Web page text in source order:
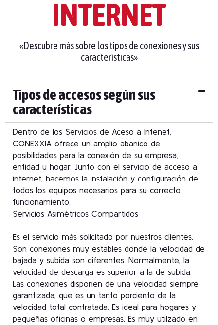
INTERNET
«Descubre más sobre los tipos de conexiones y sus
características»
Tipos de accesos según sus
características
Dentro de los Servicios de Aceso a Intenet,
CONEXXIA ofrece un amplio abanico de
posibilidades para la conexión de su empresa,
entidad u hogar. Junto con el servicio de acceso a
internet, hacemos la instalación y configuración de
todos los equipos necesarios para su correcto
funcionamiento.
Servicios Asimétricos Compartidos
Es el servicio más solicitado por nuestros clientes.
Son conexiones muy estables donde la velocidad de
bajada y subida son diferentes. Normalmente, la
velocidad de descarga es superior a la de subida.
Las conexiones disponen de una velocidad siempre
garantizada, que es un tanto porciento de la
velocidad total contratada. Es ideal para hogares y
pequeñas oficinas o empresas. Es muy utilzado en